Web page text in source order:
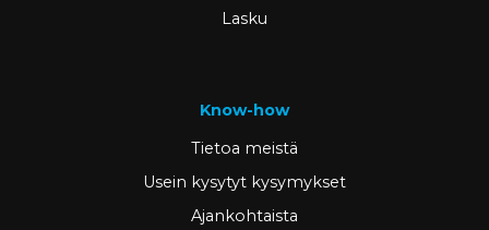
Lasku
Know-how
Tietoa meistä
Usein kysytyt kysymykset
Ajankohtaista